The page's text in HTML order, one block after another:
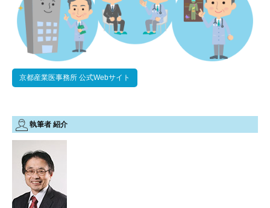
京都産業医事務所 公式Webサイト
執筆者 紹介